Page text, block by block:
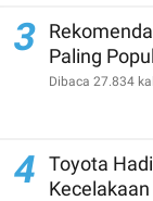
3
Paling
Dibaca 27.834
4
Toyota